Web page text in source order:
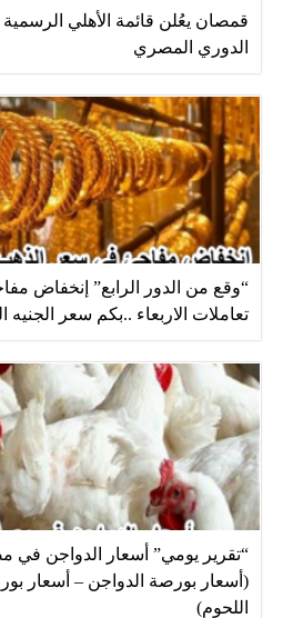
قمصان يعُلن قائمة الأهلي
الدوري المصري
“وقع من الدور الرابع” إنخفاض
تعاملات الاربعاء ..بكم سعر الجنيه
“تقرير يومي” أسعار الدواجن في
(أسعار بورصة الدواجن – أسعار
اللحوم)